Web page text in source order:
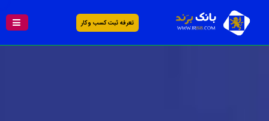
تعرفه ثبت کسب و کار